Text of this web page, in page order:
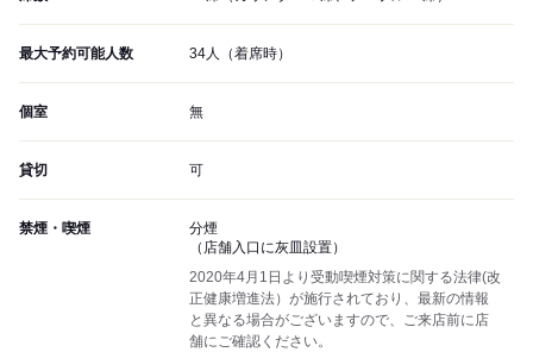
最大予約可能人数 34人（着席時）
個室 無
貸切 可
禁煙・喫煙
分煙
（店舗入口に灰皿設置）
2020年4月1日より受動喫煙対策に関する法律(改
正健康増進法）が施行されており、最新の情報
と異なる場合がございますので、ご来店前に店
舗にご確認ください。